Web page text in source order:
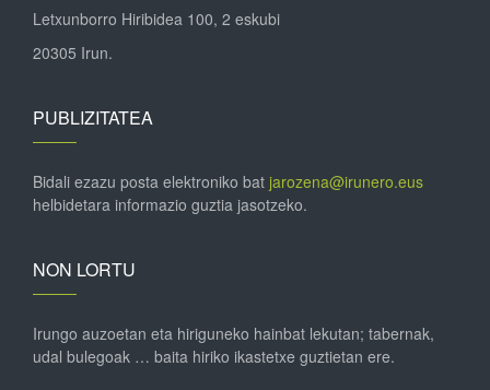
Letxunborro Hiribidea 100, 2 eskubi
20305 Irun.
PUBLIZITATEA
Bidali ezazu posta elektroniko bat jarozena@irunero.eus
helbidetara informazio guztia jasotzeko.
NON LORTU
Irungo auzoetan eta hiriguneko hainbat lekutan; tabernak,
udal bulegoak … baita hiriko ikastetxe guztietan ere.